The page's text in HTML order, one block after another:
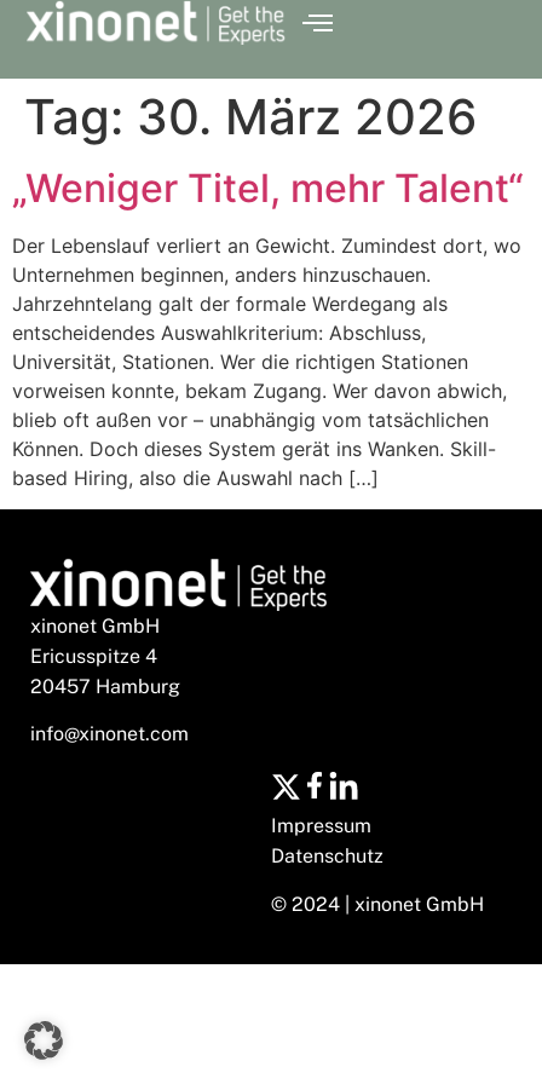
Tag: 30. März 2026
„Weniger Titel, mehr Talent“
Der Lebenslauf verliert an Gewicht. Zumindest dort, wo
Unternehmen beginnen, anders hinzuschauen.
Jahrzehntelang galt der formale Werdegang als
entscheidendes Auswahlkriterium: Abschluss,
Universität, Stationen. Wer die richtigen Stationen
vorweisen konnte, bekam Zugang. Wer davon abwich,
blieb oft außen vor – unabhängig vom tatsächlichen
Können. Doch dieses System gerät ins Wanken. Skill-
based Hiring, also die Auswahl nach […]
xinonet GmbH
Ericusspitze 4
20457 Hamburg
info@xinonet.com
Impressum
Datenschutz
© 2024 | xinonet GmbH